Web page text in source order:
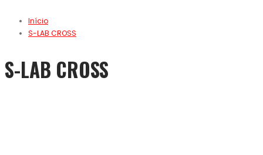
Início
S-LAB CROSS
S-LAB CROSS